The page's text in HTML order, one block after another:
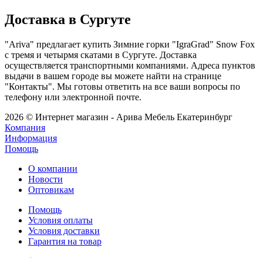
Доставка в Сургуте
"Ariva" предлагает купить Зимние горки "IgraGrad" Snow Fox
с тремя и четырмя скатами в Сургуте. Доставка
осуществляется транспортными компаниями. Адреса пунктов
выдачи в вашем городе вы можете найти на странице
"Контакты". Мы готовы ответить на все ваши вопросы по
телефону или электронной почте.
2026 © Интернет магазин - Арива Мебель Екатеринбург
Компания
Информация
Помощь
О компании
Новости
Оптовикам
Помощь
Условия оплаты
Условия доставки
Гарантия на товар